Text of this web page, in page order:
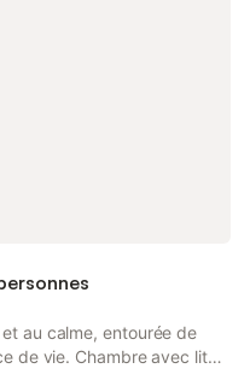
au calme, entourée de
de vie. Chambre avec lit
avec lit superposé pour